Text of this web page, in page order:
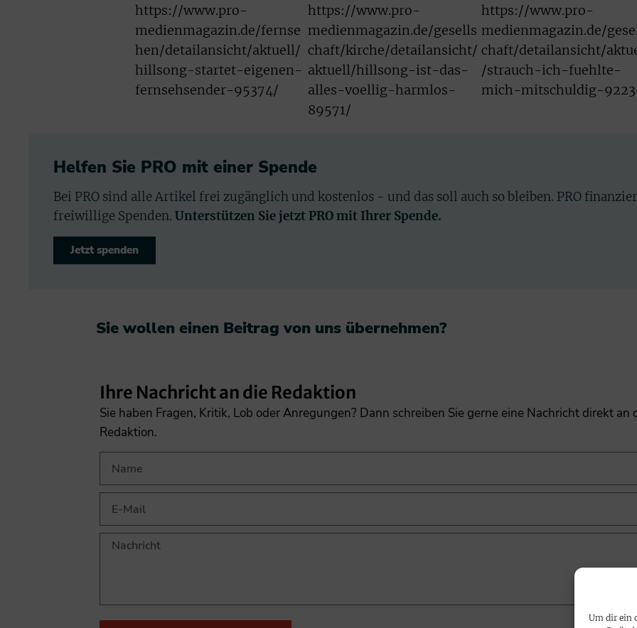
Um dir ein
https://www.pro-
medienmagazin.de/fernse
hen/detailansicht/aktuell/
hillsong-startet-eigenen-
fernsehsender-95374/
https://www.pro-
medienmagazin.de/gesells
chaft/kirche/detailansicht/
aktuell/hillsong-ist-das-
alles-voellig-harmlos-
89571/
https://www.pro-
medienmagazin.de/
chaft/detailansicht/
/strauch-ich-fuehlte-
mich-mitschuldig-
Helfen Sie PRO mit einer Spende
Bei PRO sind alle Artikel frei zugänglich und kostenlos - und das soll auch so bleiben. PRO
freiwillige Spenden. Unterstützen Sie jetzt PRO mit Ihrer Spende.
Jetzt spenden
Sie wollen einen Beitrag von uns übernehmen?​
Ihre Nachricht an die Redaktion
Sie haben Fragen, Kritik, Lob oder Anregungen? Dann schreiben Sie gerne eine Nachricht direkt an
Redaktion.